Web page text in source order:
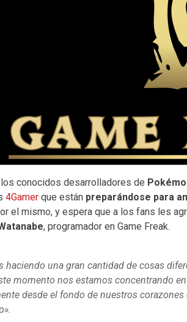
conocidos desarrolladores de
4Gamer que están preparándose para
el mismo, y espera que a los fans les
, programador en Game Freak.
haciendo una gran cantidad de cosas
momento nos estamos concentrando
desde el fondo de nuestros